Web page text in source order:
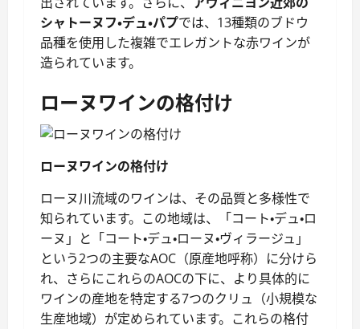
シャトーヌフ・デュ・パプでは、13種類のブドウ
品種を使用した複雑でエレガントな赤ワインが
造られています。
ローヌワインの格付け
ローヌワインの格付け
ローヌ川流域のワインは、その品質と多様性で
知られています。この地域は、「コート・デュ・ロ
ーヌ」と「コート・デュ・ローヌ・ヴィラージュ」
という2つの主要なAOC（原産地呼称）に分けら
れ、さらにこれらのAOCの下に、より具体的に
ワインの産地を特定する7つのクリュ（小規模な
生産地域）が定められています。これらの格付